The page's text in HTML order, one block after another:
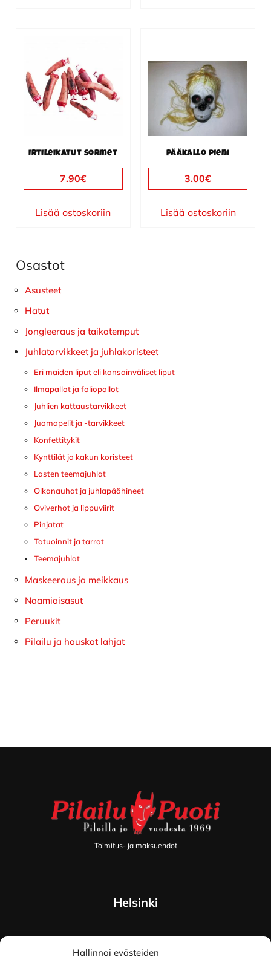
Hallinnoi evästeiden
Irtileikatut sormet
7.90€
Lisää ostoskoriin
Pääkallo pieni
3.00€
Lisää ostoskoriin
Ensisijainen
sivupalkki
Osastot
Asusteet
Hatut
Jongleeraus ja taikatemput
Juhlatarvikkeet ja juhlakoristeet
Eri maiden liput eli kansainväliset liput
Ilmapallot ja foliopallot
Juhlien kattaustarvikkeet
Juomapelit ja -tarvikkeet
Konfettitykit
Kynttilät ja kakun koristeet
Lasten teemajuhlat
Olkanauhat ja juhlapäähineet
Oviverhot ja lippuviirit
Pinjatat
Tatuoinnit ja tarrat
Teemajuhlat
Maskeeraus ja meikkaus
Naamiaisasut
Peruukit
Pilailu ja hauskat lahjat
Toimitus- ja maksuehdot
Helsinki
Myymälä ja keskusvarasto
Siltavuorenranta 18